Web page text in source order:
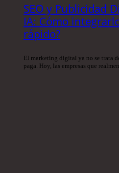
SEO y Publicidad
IA: Cómo
rápido?
El marketing digital ya no se trata
paga. Hoy, las empresas que